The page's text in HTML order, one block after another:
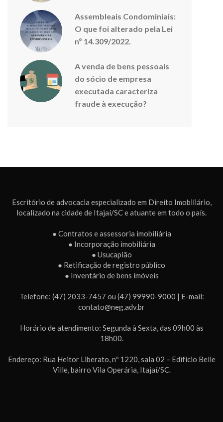
Assembleais Condominiais:
O que foi alterado pela Lei
nº 14.309/2022.
A venda de bens pessoais
do sócio de empresa
executada caracteriza
fraude à execução?
Escritório de advocacia especializado em Direito Imobiliário,
localizado na cidade de Itajaí/SC e atuante em todo o país.
● Contratos e assessoria imobiliária
● Incorporação imobiliária
● Usucapião
● Retificação de registro público
● Inventário de bens imóveis
Telefone: (47) 2033-7457 ou (47) 99990-9000 | E-mail:
contato@neg.adv.br
Horário de atendimento: Segunda à Sexta, das 09h00 às
18h00.
Endereço: Rua Heitor Liberato, nº 1220, sala 02 – Edifício Belle
Ville, bairro Vila Operária, Itajaí/SC.